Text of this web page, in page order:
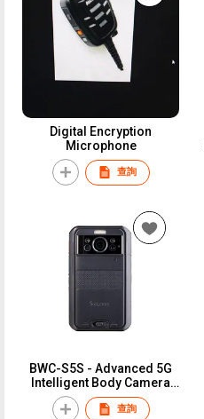
Digital Encryption
Microphone
查詢
BWC-S5S - Advanced 5G
Intelligent Body Camera
with Triple Cameras
查詢